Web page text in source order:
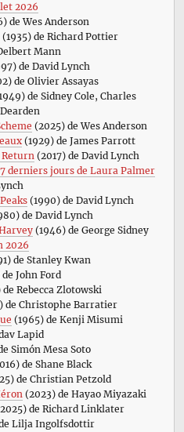
2026
de Wes Anderson
(1935) de Richard Pottier
Mann
de David Lynch
de Olivier Assayas
de Sidney Cole, Charles
(2025) de Wes Anderson
(1929) de James Parrott
Return(2017) de David Lynch
derniers jours de Laura Palmer
(1990) de David Lynch
de David Lynch
(1946) de George Sidney
2026
de Stanley Kwan
de John Ford
Rebecca Zlotowski
de Christophe Barratier
(1965) de Kenji Misumi
Lapid
Simón Mesa Soto
de Shane Black
de Christian Petzold
(2023) de Hayao Miyazaki
de Richard Linklater
Lilja Ingolfsdottir